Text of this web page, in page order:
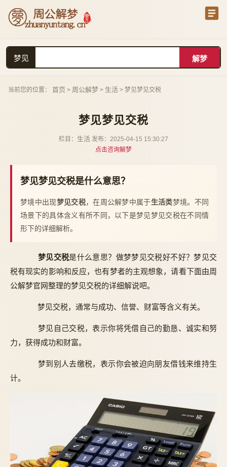
梦见
当前您的位置： 首页 > 周公解梦 > 生活 > 梦见梦见交税
梦见梦见交税
栏目： 生活 发布：2025-04-15 15:30:27
点击咨询解梦
梦见梦见交税是什么意思？
梦境中出现梦见交税，在周公解梦中属于生活类梦境。不同
场景下的具体含义有所不同，以下是梦见梦见交税在不同情
形下的详细解析。
梦见交税是什么意思？做梦梦见交税好不好？梦见交
税有现实的影响和反应，也有梦者的主观想象，请看下面由周
公解梦官网整理的梦见交税的详细解说吧。
梦见交税，通常与成功、信誉、财富等含义有关。
梦见自己交税，表示你将凭借自己的勤恳、诚实和努
力，获得成功和财富。
梦到别人去缴税，表示你会被迫向朋友借钱来维持生
计。